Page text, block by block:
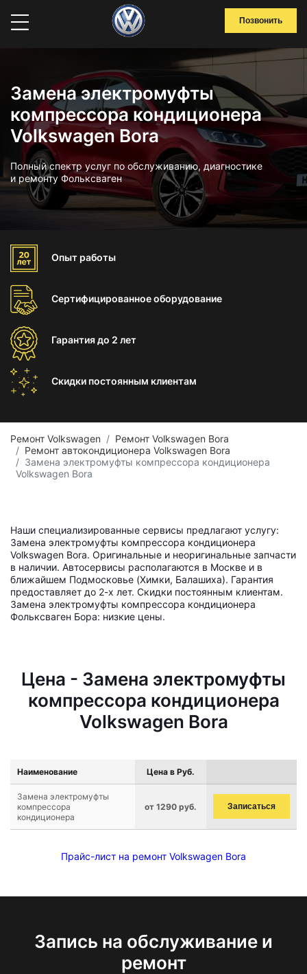
Позвонить
Замена электромуфты
компрессора кондиционера
Volkswagen Bora
Полный спектр услуг по обслуживанию, диагностике
и ремонту Фольксваген
Опыт работы
Сертифицированноеоборудование
Гарантиядо 2 лет
Скидки постоянным клиентам
Ремонт Volkswagen
Ремонт Volkswagen Bora
Ремонт автокондиционера Volkswagen Bora
Замена электромуфты компрессора кондиционера
Volkswagen Bora
Наши специализированные сервисы предлагают услугу:
Замена электромуфты компрессора кондиционера
Volkswagen Bora. Оригинальные и неоригинальные запчасти
в наличии. Автосервисы располагаются в Москве и в
ближайшем Подмосковье (Химки, Балашиха). Гарантия
предоставляет до 2-х лет. Скидки постоянным клиентам.
Замена электромуфты компрессора кондиционера
Фольксваген Бора: низкие цены.
Цена - Замена электромуфты
компрессора кондиционера
Volkswagen Bora
Наименование Цена в Руб.
Замена электромуфты
компрессора
кондиционера
от 1290 руб. Записаться
Прайс-лист на ремонт Volkswagen Bora
Запись на обслуживание и
ремонт